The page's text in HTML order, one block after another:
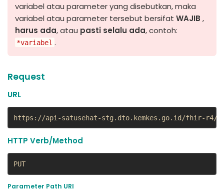
variabel atau parameter yang disebutkan, maka
variabel atau parameter tersebut bersifat WAJIB ,
harus ada, atau pasti selalu ada, contoh:
*variabel .
Request
URL
https://api-satusehat-stg.dto.kemkes.go.id/fhir-r4/
HTTP Verb/Method
PUT
Parameter Path URI